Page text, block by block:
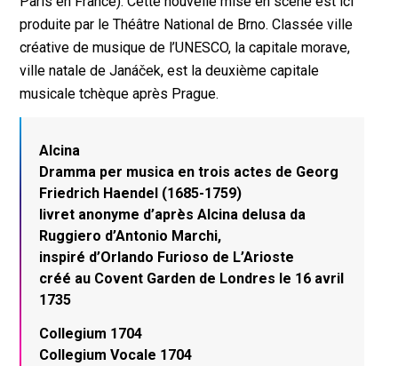
produite par le Théâtre National de Brno. Classée ville
créative de musique de l’UNESCO, la capitale morave,
ville natale de Janáček, est la deuxième capitale
musicale tchèque après Prague.
Alcina
Dramma per musica en trois actes de Georg
Friedrich Haendel (1685-1759)
livret anonyme d’après Alcina delusa da
Ruggiero d’Antonio Marchi,
inspiré d’Orlando Furioso de L’Arioste
créé au Covent Garden de Londres le 16 avril
1735
Collegium 1704
Collegium Vocale 1704